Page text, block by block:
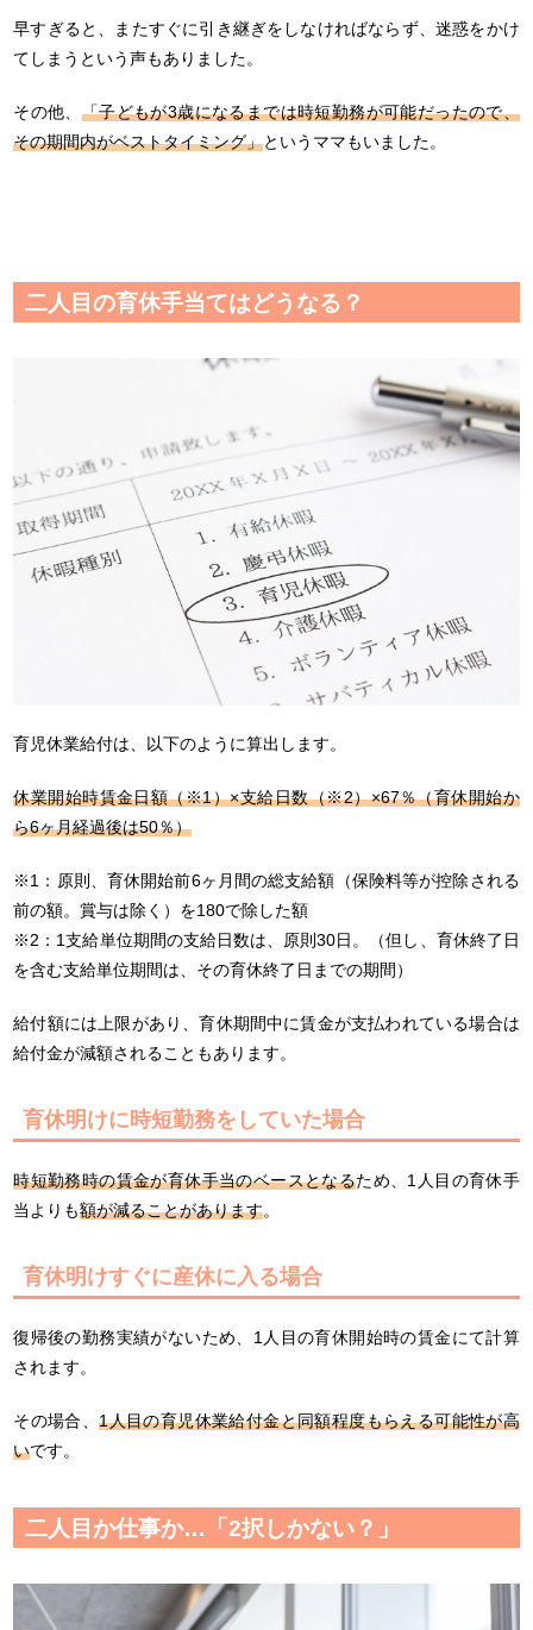
早すぎると、またすぐに引き継ぎをしなければならず、迷惑をかけ
てしまうという声もありました。
その他、 「子どもが3歳になるまでは時短勤務が可能だったので、
その期間内がベストタイミング」というママもいました。
二人目の育休手当てはどうなる？
育児休業給付は、以下のように算出します。
休業開始時賃金日額（※1）×支給日数（※2）×67％（育休開始か
ら6ヶ月経過後は50％）
※1：原則、育休開始前6ヶ月間の総支給額（保険料等が控除される
前の額。賞与は除く）を180で除した額
※2：1支給単位期間の支給日数は、原則30日。（但し、育休終了日
を含む支給単位期間は、その育休終了日までの期間）
給付額には上限があり、育休期間中に賃金が支払われている場合は
給付金が減額されることもあります。
育休明けに時短勤務をしていた場合
時短勤務時の賃金が育休手当のベースとなるため、1人目の育休手
当よりも額が減ることがあります。
育休明けすぐに産休に入る場合
復帰後の勤務実績がないため、1人目の育休開始時の賃金にて計算
されます。
その場合、1人目の育児休業給付金と同額程度もらえる可能性が高
いです。
二人目か仕事か…「2択しかない？」